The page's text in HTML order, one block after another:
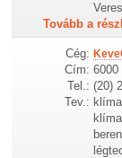
Tovább a
Cég:
Cím:
Tel.: (20)
Tev.: